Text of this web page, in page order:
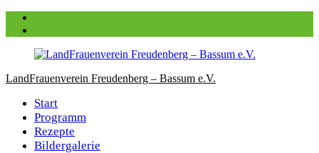
Zum
Inhalt
LandFrauenverein Freudenberg – Bassum e.V.
Start
Programm
Rezepte
Bildergalerie